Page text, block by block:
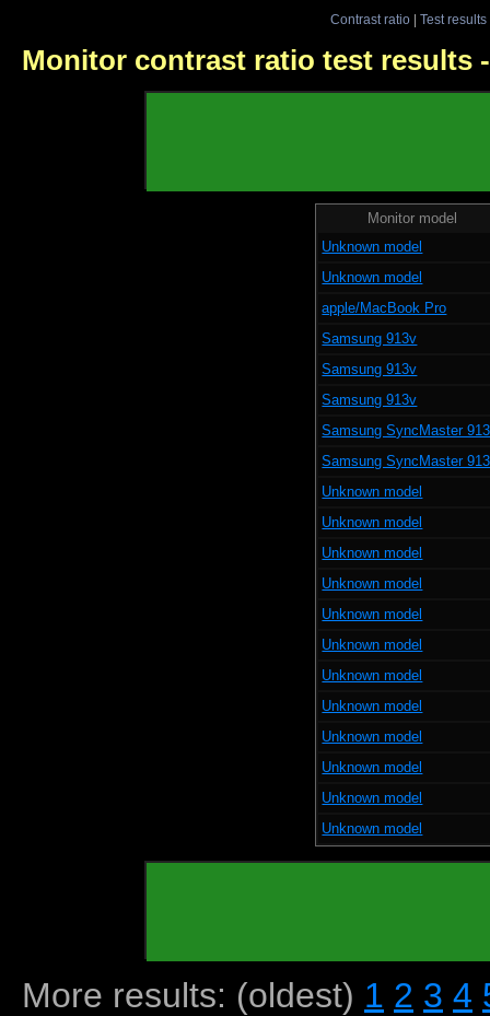
Contrast ratio| Test results
Monitor contrast ratio test results
Monitor model
Unknown model
Unknown model
apple/MacBook Pro
Samsung 913v
Samsung 913v
Samsung 913v
Samsung SyncMaster
Samsung SyncMaster
Unknown model
Unknown model
Unknown model
Unknown model
Unknown model
Unknown model
Unknown model
Unknown model
Unknown model
Unknown model
Unknown model
Unknown model
More results: (oldest) 1 2 3 4